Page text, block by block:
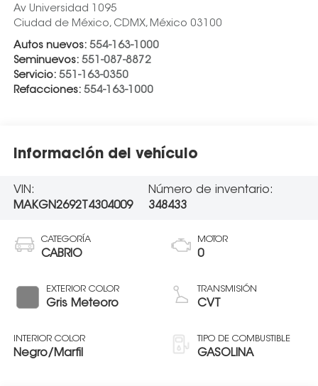
Av Universidad 1095
Ciudad de México, CDMX, México 03100
Autos nuevos: 554-163-1000
Seminuevos: 551-087-8872
Servicio: 551-163-0350
Refacciones: 554-163-1000
Información del vehículo
VIN:
MAKGN2692T4304009
Número de inventario:
348433
CATEGORÍA
CABRIO
EXTERIOR COLOR
Gris Meteoro
INTERIOR COLOR
Negro/Marfil
MOTOR
0
TRANSMISIÓN
CVT
TIPO DE COMBUSTIBLE
GASOLINA